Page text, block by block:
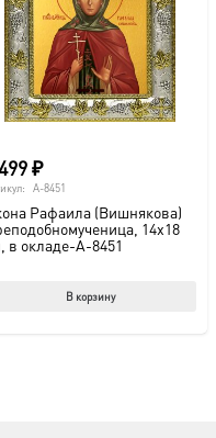
₽
A-8451
Рафаила (Вишнякова)
14х18
в окладе-A-8451
В корзину